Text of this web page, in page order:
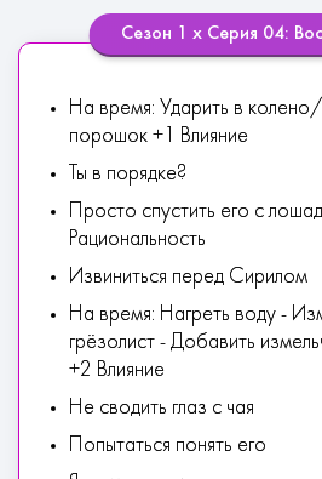
Сезон 1 х Серия 04:
На время: Ударить в
порошок +1 Влияние
Ты в порядке?
Просто спустить его с
Рациональность
Извиниться перед Сирилом
На время: Нагреть воду -
грёзолист - Добавить
+2 Влияние
Не сводить глаз с чая
Попытаться понять его